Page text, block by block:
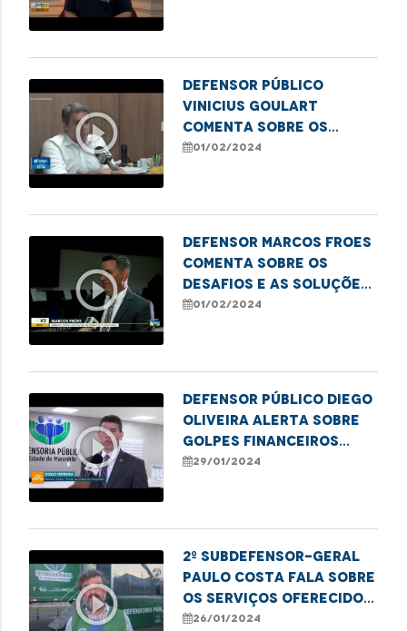
play_circle_outline
Defensor público
Vinicius Goulart
comenta sobre os
casos de maus-tratos
01/02/2024
play_circle_outline
Defensor Marcos Froes
comenta sobre os
desafios e as soluções
para combater os
01/02/2024
play_circle_outline
Defensor público Diego
Oliveira alerta sobre
golpes financeiros
contra idosos
29/01/2024
play_circle_outline
2º Subdefensor-Geral
Paulo Costa fala sobre
os serviços oferecidos
pela Carreta dos
26/01/2024